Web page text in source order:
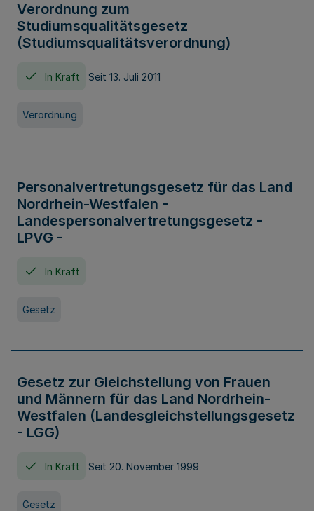
Verordnung zum
Studiumsqualitätsgesetz
(Studiumsqualitätsverordnung)
In Kraft Seit 13. Juli 2011
Verordnung
Personalvertretungsgesetz für das Land
Nordrhein-Westfalen -
Landespersonalvertretungsgesetz -
LPVG -
In Kraft
Gesetz
Gesetz zur Gleichstellung von Frauen
und Männern für das Land Nordrhein-
Westfalen (Landesgleichstellungsgesetz
- LGG)
In Kraft Seit 20. November 1999
Gesetz